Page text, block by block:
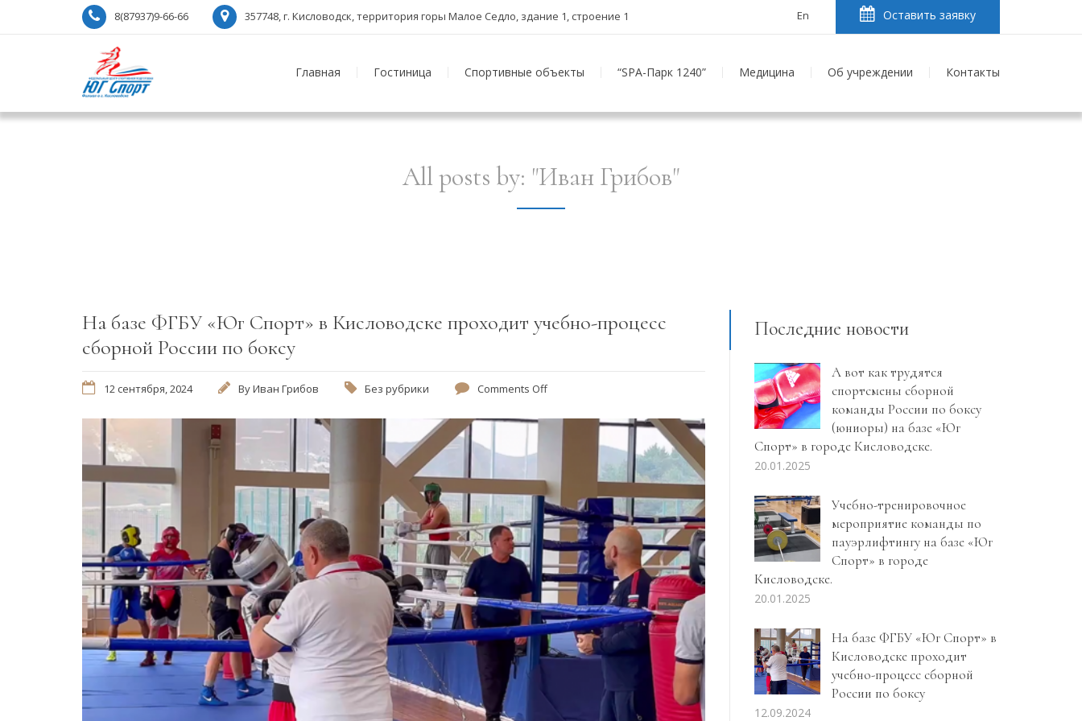
8(87937)9-66-66 357748, г. Кисловодск, территория горы Малое Седло, здание 1, строение 1 En Оставить заявку
Главная Гостиница Спортивные объекты “SPA-Парк 1240” Медицина Об учреждении Контакты
All posts by: "Иван Грибов"
На базе ФГБУ «Юг Спорт» в Кисловодске проходит учебно-процесс
сборной России по боксу
12 сентября, 2024 ByИван Грибов Без рубрики Comments Off
Последние новости
А вот как трудятся
спортсмены сборной
команды России по боксу
(юниоры) на базе «Юг
Спорт» в городе Кисловодске.
20.01.2025
Учебно-тренировочное
мероприятие команды по
пауэрлифтингу на базе «Юг
Спорт» в городе
Кисловодске.
20.01.2025
На базе ФГБУ «Юг Спорт» в
Кисловодске проходит
учебно-процесс сборной
России по боксу
12.09.2024